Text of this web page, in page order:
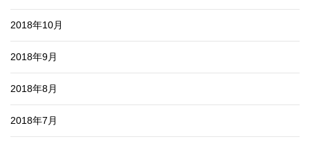
2018年10月
2018年9月
2018年8月
2018年7月